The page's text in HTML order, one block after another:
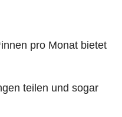
pro Monat bietet
teilen und sogar